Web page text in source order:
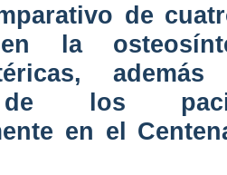
de
la
los
en el